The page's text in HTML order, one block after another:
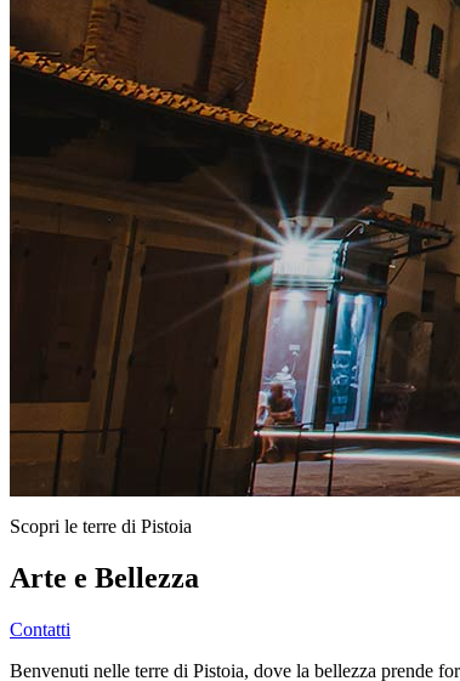
Scopri le terre di Pistoia
Arte e Bellezza
Contatti
Benvenuti nelle terre di Pistoia, dove la bellezza prende